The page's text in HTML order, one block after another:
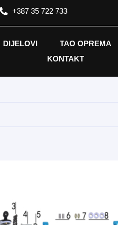
+387 35 722 733
DIJELOVI TAO OPREMA
KONTAKT